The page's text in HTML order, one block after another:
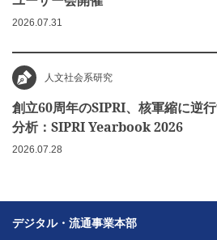
2026.07.31
人文社会系研究
創立60周年のSIPRI、核軍縮に逆
分析：SIPRI Yearbook 2026
2026.07.28
デジタル・流通事業本部